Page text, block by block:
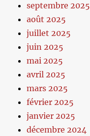
septembre 2025
août 2025
juillet 2025
juin 2025
mai 2025
avril 2025
mars 2025
février 2025
janvier 2025
décembre 2024